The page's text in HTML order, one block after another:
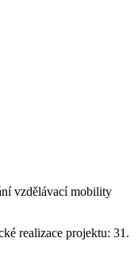
vzdělávací mobility
realizace projektu: 31.